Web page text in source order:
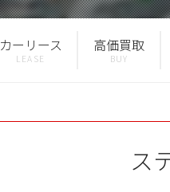
カーリース 高価買取
ス